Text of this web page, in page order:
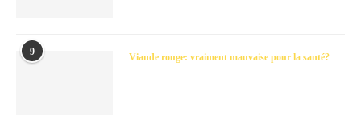
9 Viande rouge: vraiment mauvaise pour la santé?